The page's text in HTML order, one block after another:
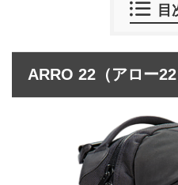
目
ARRO 22（アロー22